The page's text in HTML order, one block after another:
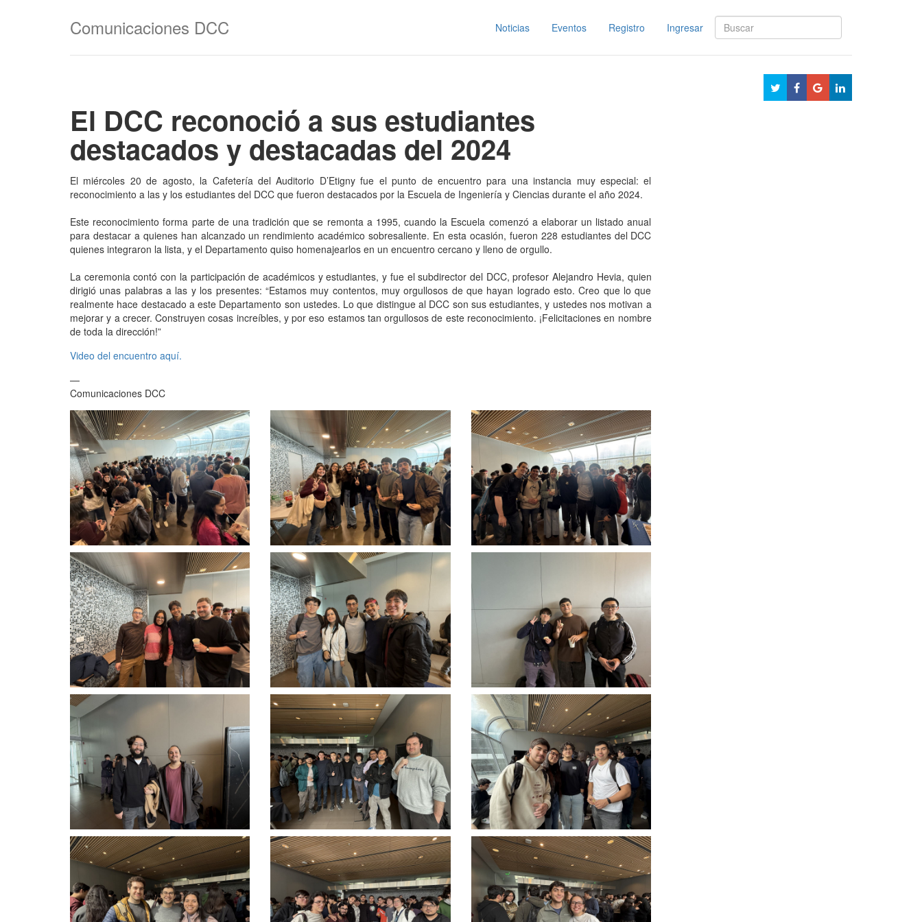
Comunicaciones DCC Noticias Eventos Registro Ingresar
El DCC reconoció a sus estudiantes
destacados y destacadas del 2024
El miércoles 20 de agosto, la Cafetería del Auditorio D’Etigny fue el punto de encuentro para una instancia muy especial: el
reconocimiento a las y los estudiantes del DCC que fueron destacados por la Escuela de Ingeniería y Ciencias durante el año 2024.
Este reconocimiento forma parte de una tradición que se remonta a 1995, cuando la Escuela comenzó a elaborar un listado anual
para destacar a quienes han alcanzado un rendimiento académico sobresaliente. En esta ocasión, fueron 228 estudiantes del DCC
quienes integraron la lista, y el Departamento quiso homenajearlos en un encuentro cercano y lleno de orgullo.
La ceremonia contó con la participación de académicos y estudiantes, y fue el subdirector del DCC, profesor Alejandro Hevia, quien
dirigió unas palabras a las y los presentes: “Estamos muy contentos, muy orgullosos de que hayan logrado esto. Creo que lo que
realmente hace destacado a este Departamento son ustedes. Lo que distingue al DCC son sus estudiantes, y ustedes nos motivan a
mejorar y a crecer. Construyen cosas increíbles, y por eso estamos tan orgullosos de este reconocimiento. ¡Felicitaciones en nombre
de toda la dirección!”
Video del encuentro aquí.
—
Comunicaciones DCC